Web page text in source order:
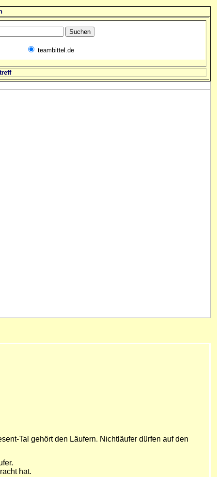
teambittel.de
Tal gehört den Läufern. Nichtläufer dürfen auf den
hat.